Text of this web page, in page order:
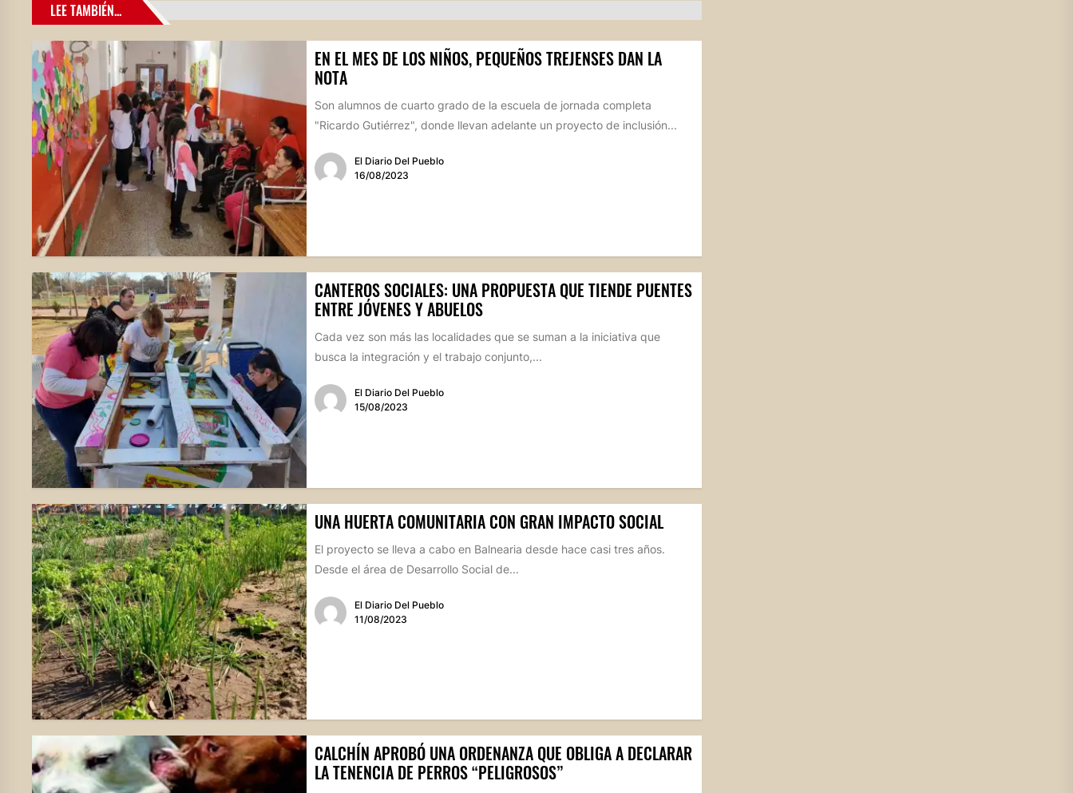
LEE TAMBIÉN...
EN EL MES DE LOS NIÑOS, PEQUEÑOS TREJENSES DAN LA
NOTA
Son alumnos de cuarto grado de la escuela de jornada completa
"Ricardo Gutiérrez", donde llevan adelante un proyecto de inclusión...
El Diario Del Pueblo
16/08/2023
CANTEROS SOCIALES: UNA PROPUESTA QUE TIENDE PUENTES
ENTRE JÓVENES Y ABUELOS
Cada vez son más las localidades que se suman a la iniciativa que
busca la integración y el trabajo conjunto,...
El Diario Del Pueblo
15/08/2023
UNA HUERTA COMUNITARIA CON GRAN IMPACTO SOCIAL
El proyecto se lleva a cabo en Balnearia desde hace casi tres años.
Desde el área de Desarrollo Social de...
El Diario Del Pueblo
11/08/2023
CALCHÍN APROBÓ UNA ORDENANZA QUE OBLIGA A DECLARAR
LA TENENCIA DE PERROS “PELIGROSOS”